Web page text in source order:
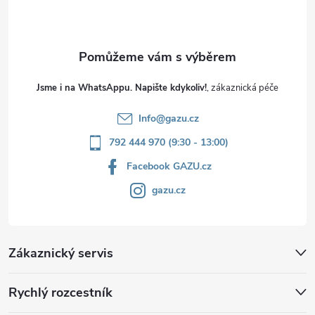
Jsme i na WhatsAppu. Napište kdykoliv!
Info@gazu.cz
792 444 970 (9:30 - 13:00)
Facebook GAZU.cz
gazu.cz
Zákaznický servis
Rychlý rozcestník